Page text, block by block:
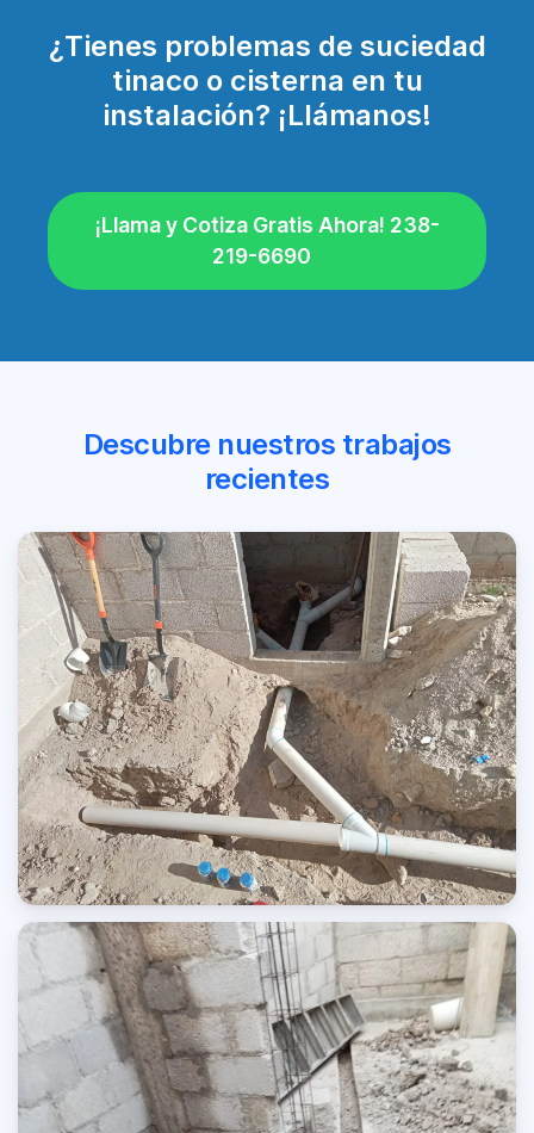
¿Tienes problemas de suciedad
tinaco o cisterna en tu
instalación? ¡Llámanos!
¡Llama y Cotiza Gratis Ahora! 238-
219-6690
Descubre nuestros trabajos
recientes